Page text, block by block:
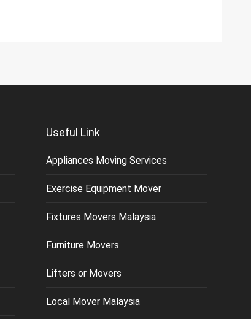
Useful Link
Appliances Moving Services
Exercise Equipment Mover
Fixtures Movers Malaysia
Furniture Movers
Lifters or Movers
Local Mover Malaysia